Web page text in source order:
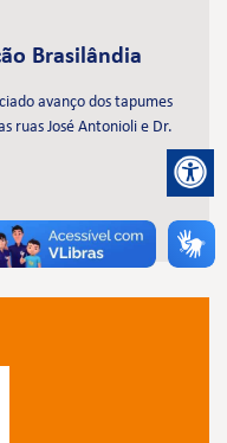
Brasilândia
avanço dos tapumes
ruas José Antonioli e Dr.